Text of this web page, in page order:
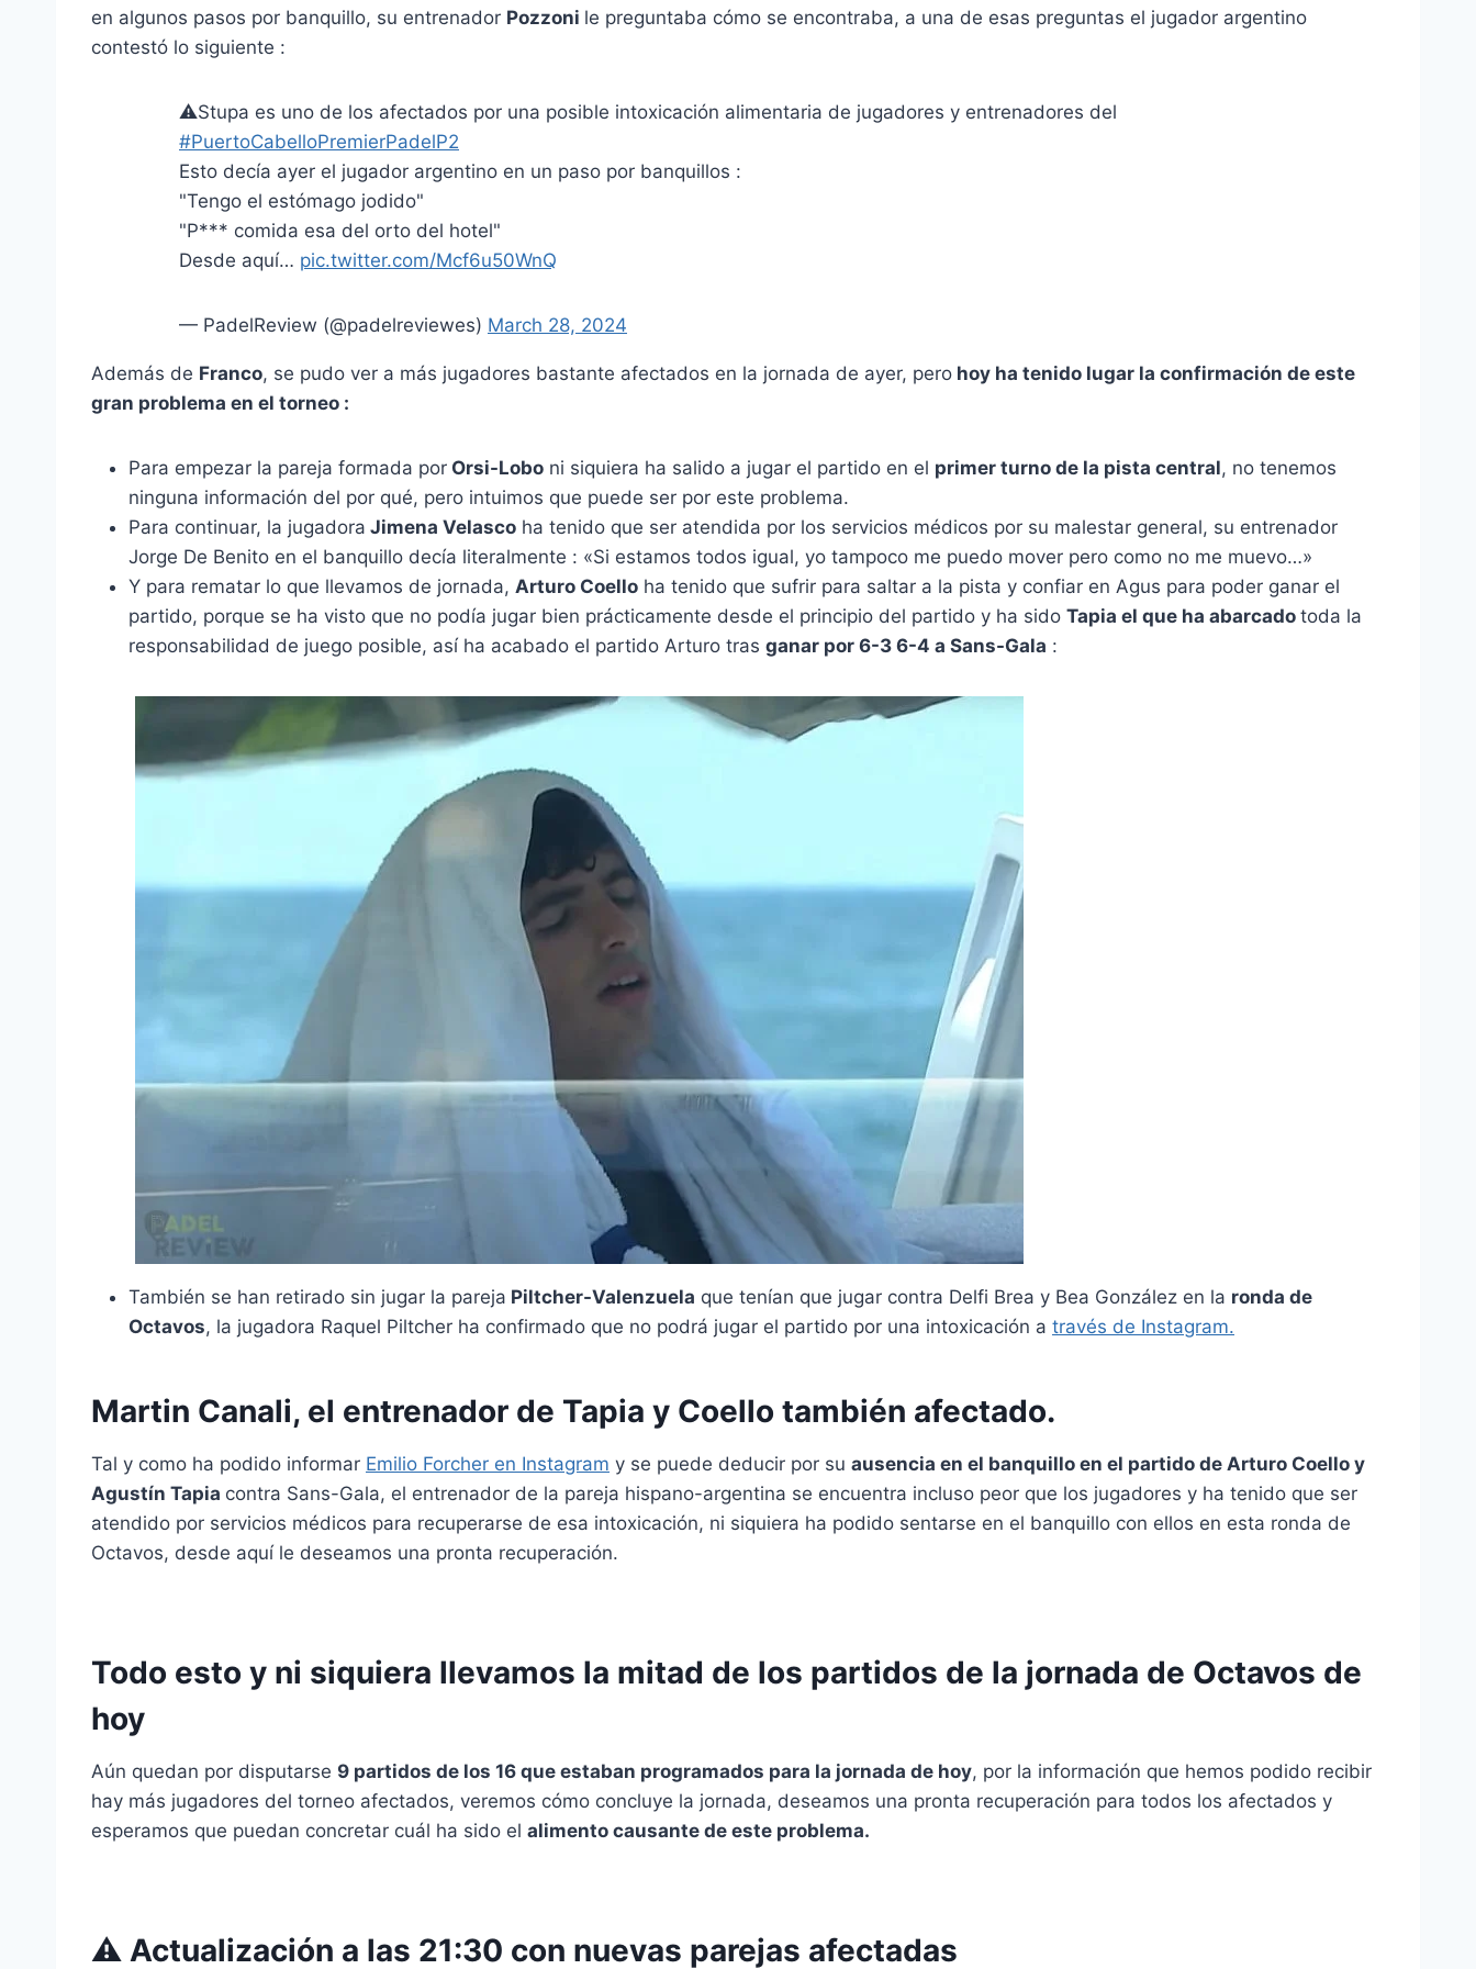
en algunos pasos por banquillo, su entrenador Pozzoni le preguntaba cómo se encontraba, a una de esas preguntas el jugador argentino
contestó lo siguiente :
⚠️Stupa es uno de los afectados por una posible intoxicación alimentaria de jugadores y entrenadores del
#PuertoCabelloPremierPadelP2
Esto decía ayer el jugador argentino en un paso por banquillos :
"Tengo el estómago jodido"
"P*** comida esa del orto del hotel"
Desde aquí… pic.twitter.com/Mcf6u50WnQ
— PadelReview (@padelreviewes) March 28, 2024
Además de Franco, se pudo ver a más jugadores bastante afectados en la jornada de ayer, pero hoy ha tenido lugar la confirmación de este
gran problema en el torneo :
Para empezar la pareja formada por Orsi-Lobo ni siquiera ha salido a jugar el partido en el primer turno de la pista central, no tenemos
ninguna información del por qué, pero intuimos que puede ser por este problema.
Para continuar, la jugadora Jimena Velasco ha tenido que ser atendida por los servicios médicos por su malestar general, su entrenador
Jorge De Benito en el banquillo decía literalmente : «Si estamos todos igual, yo tampoco me puedo mover pero como no me muevo…»
Y para rematar lo que llevamos de jornada, Arturo Coello ha tenido que sufrir para saltar a la pista y confiar en Agus para poder ganar el
partido, porque se ha visto que no podía jugar bien prácticamente desde el principio del partido y ha sido Tapia el que ha abarcado toda la
responsabilidad de juego posible, así ha acabado el partido Arturo tras ganar por 6-3 6-4 a Sans-Gala :
También se han retirado sin jugar la pareja Piltcher-Valenzuela que tenían que jugar contra Delfi Brea y Bea González en la ronda de
Octavos, la jugadora Raquel Piltcher ha confirmado que no podrá jugar el partido por una intoxicación a través de Instagram.
Martin Canali, el entrenador de Tapia y Coello también afectado.
Tal y como ha podido informar Emilio Forcher en Instagram y se puede deducir por su ausencia en el banquillo en el partido de Arturo Coello y
Agustín Tapia contra Sans-Gala, el entrenador de la pareja hispano-argentina se encuentra incluso peor que los jugadores y ha tenido que ser
atendido por servicios médicos para recuperarse de esa intoxicación, ni siquiera ha podido sentarse en el banquillo con ellos en esta ronda de
Octavos, desde aquí le deseamos una pronta recuperación.
Todo esto y ni siquiera llevamos la mitad de los partidos de la jornada de Octavos de
hoy
Aún quedan por disputarse 9 partidos de los 16 que estaban programados para la jornada de hoy, por la información que hemos podido recibir
hay más jugadores del torneo afectados, veremos cómo concluye la jornada, deseamos una pronta recuperación para todos los afectados y
esperamos que puedan concretar cuál ha sido el alimento causante de este problema.
⚠️ Actualización a las 21:30 con nuevas parejas afectadas